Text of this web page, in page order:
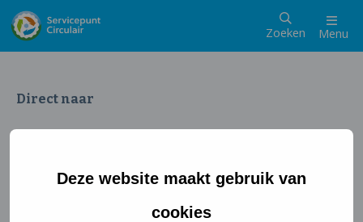
Deze website maakt gebruik van
cookies
Zoeken Menu
Direct naar
Wat is een circulaire samenleving
Meedoen als ondernemer
Circulaire producten en diensten